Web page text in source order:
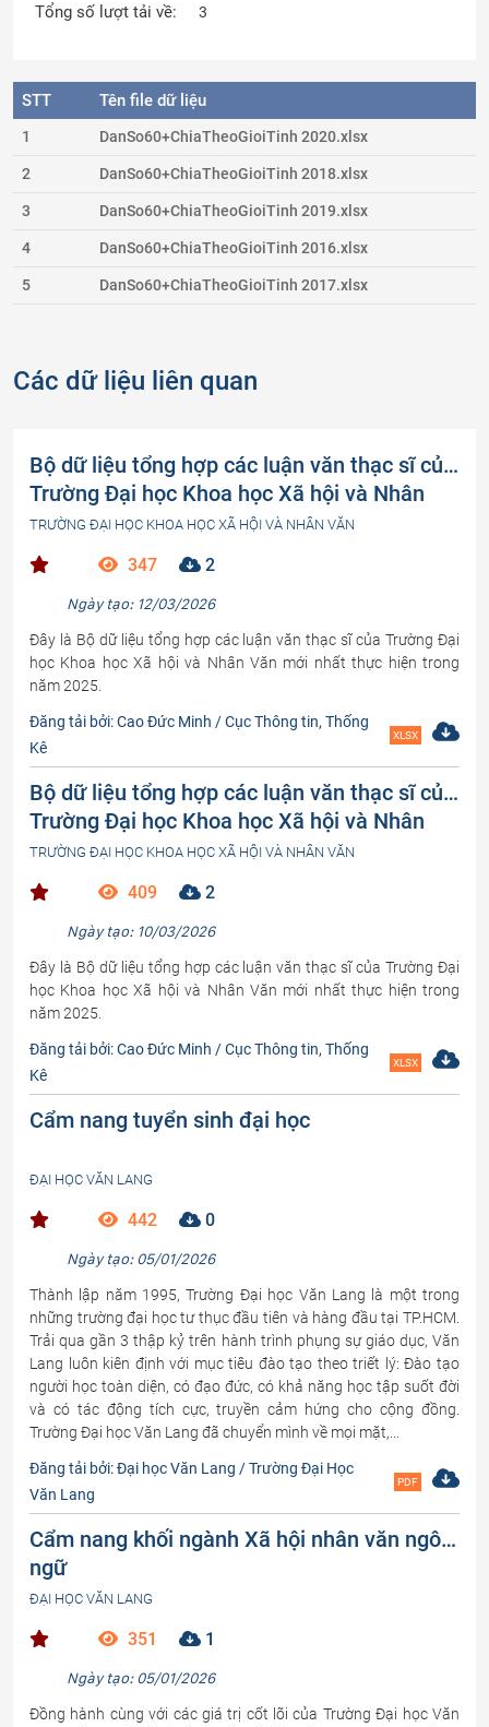
Tổng số lượt tải về: 3
STT Tên file dữ liệu
1 DanSo60+ChiaTheoGioiTinh 2020.xlsx
2 DanSo60+ChiaTheoGioiTinh 2018.xlsx
3 DanSo60+ChiaTheoGioiTinh 2019.xlsx
4 DanSo60+ChiaTheoGioiTinh 2016.xlsx
5 DanSo60+ChiaTheoGioiTinh 2017.xlsx
Các dữ liệu liên quan
Bộ dữ liệu tổng hợp các luận văn thạc sĩ của
Trường Đại học Khoa học Xã hội và Nhân
Văn (phần 2)
TRƯỜNG ĐẠI HỌC KHOA HỌC XÃ HỘI VÀ NHÂN VĂN
347 2
Ngày tạo: 12/03/2026
Đây là Bộ dữ liệu tổng hợp các luận văn thạc sĩ của Trường Đại
học Khoa học Xã hội và Nhân Văn mới nhất thực hiện trong
năm 2025.
Đăng tải bởi: Cao Đức Minh / Cục Thông tin, Thống
Kê
XLSX
Bộ dữ liệu tổng hợp các luận văn thạc sĩ của
Trường Đại học Khoa học Xã hội và Nhân
Văn (phần 1)
TRƯỜNG ĐẠI HỌC KHOA HỌC XÃ HỘI VÀ NHÂN VĂN
409 2
Ngày tạo: 10/03/2026
Đây là Bộ dữ liệu tổng hợp các luận văn thạc sĩ của Trường Đại
học Khoa học Xã hội và Nhân Văn mới nhất thực hiện trong
năm 2025.
Đăng tải bởi: Cao Đức Minh / Cục Thông tin, Thống
Kê
XLSX
Cẩm nang tuyển sinh đại học
ĐẠI HỌC VĂN LANG
442 0
Ngày tạo: 05/01/2026
Thành lập năm 1995, Trường Đại học Văn Lang là một trong
những trường đại học tư thục đầu tiên và hàng đầu tại TP.HCM.
Trải qua gần 3 thập kỷ trên hành trình phụng sự giáo dục, Văn
Lang luôn kiên định với mục tiêu đào tạo theo triết lý: Đào tạo
người học toàn diện, có đạo đức, có khả năng học tập suốt đời
và có tác động tích cực, truyền cảm hứng cho cộng đồng.
Trường Đại học Văn Lang đã chuyển mình về mọi mặt,...
Đăng tải bởi: Đại học Văn Lang / Trường Đại Học
Văn Lang
PDF
Cẩm nang khối ngành Xã hội nhân văn ngôn
ngữ
ĐẠI HỌC VĂN LANG
351 1
Ngày tạo: 05/01/2026
Đồng hành cùng với các giá trị cốt lõi của Trường Đại học Văn